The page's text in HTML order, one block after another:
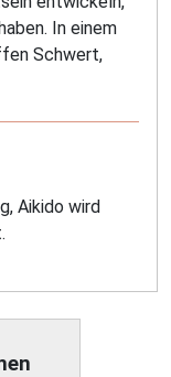
In einem
Schwert,
Aikido wird